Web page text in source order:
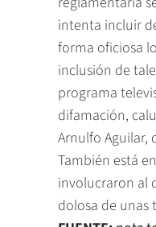
intenta incluir
forma oficiosa
inclusión de
programa
difamación,
Arnulfo Aguilar,
También está
involucraron al
dolosa de unas